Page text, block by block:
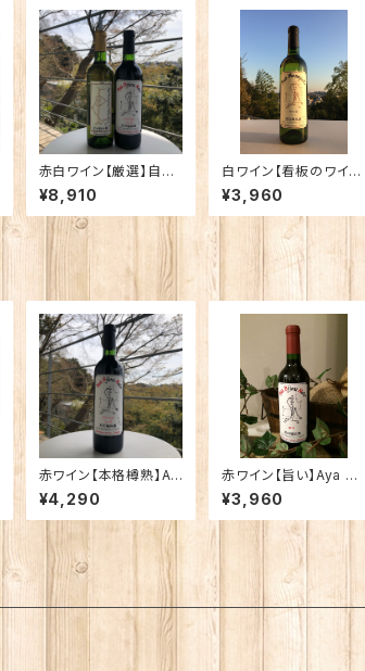
赤白ワイン【厳選】自家
栽培樹齢60年古樹の
甲州白ワイン と 日本の
赤ワインのイメージを
一新したといわれるビ
ジュノアールの2本セッ
¥8,910
白ワイン【看板のワイ
ン】Aya Monopole
【香り高くスッキリ】自家
栽培樹齢60年古樹の
甲州白ワイン
¥3,960
赤ワイン【本格樽熟】Ay
a Bijou Noir Elevag
e 2022（アヤビジュノワ
ール エルバージュ）
¥4,290
赤ワイン【旨い】Aya Bij
ou Noir 2022 赤ワイ
ン （ビジュノワール）
¥3,960